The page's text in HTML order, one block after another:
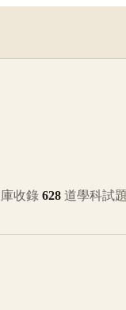
收錄 628 道學科試